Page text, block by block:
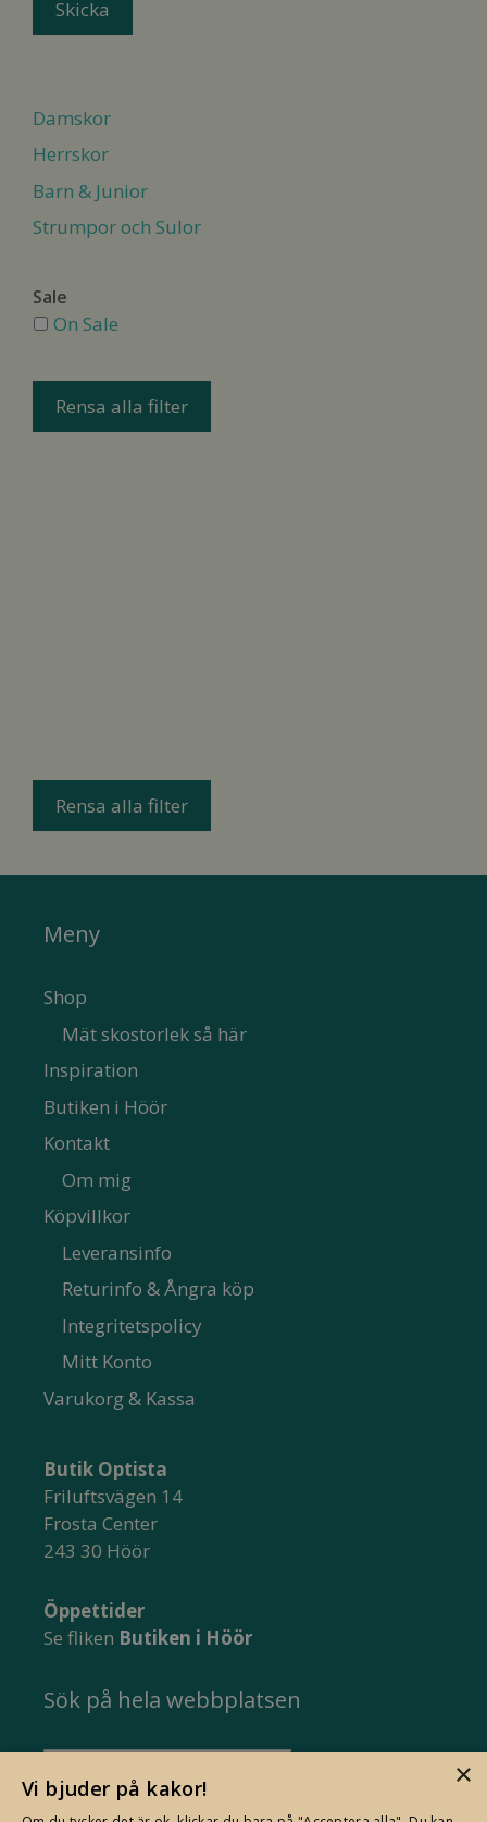
Damskor
Herrskor
Barn & Junior
Strumpor och Sulor
Sale
On Sale
Rensa alla filter
Rensa alla filter
Meny
Shop
Mät skostorlek så här
Inspiration
Butiken i Höör
Kontakt
Om mig
Köpvillkor
Leveransinfo
Returinfo & Ångra köp
Integritetspolicy
Mitt Konto
Varukorg & Kassa
Butik Optista
Friluftsvägen 14
Frosta Center
243 30 Höör
Öppettider
Se fliken Butiken i Höör
Sök på hela webbplatsen
Sök
efter:
×
Vi bjuder på kakor!